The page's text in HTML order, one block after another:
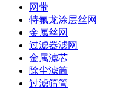
网带
特氟龙涂层丝网
金属丝网
过滤器滤网
金属滤芯
除尘滤筒
过滤筛管